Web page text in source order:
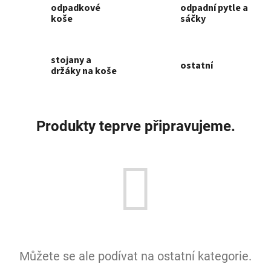
odpadkové
koše
odpadní pytle a
sáčky
stojany a
držáky na koše
ostatní
Produkty teprve připravujeme.
Můžete se ale podívat na ostatní kategorie.